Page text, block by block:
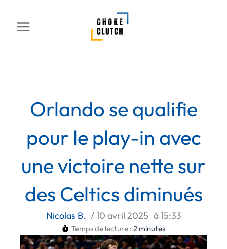
contenu
Orlando se qualifie
pour le play-in avec
une victoire nette sur
des Celtics diminués
Nicolas B. /10 avril 2025 à15:33
Temps de lecture : 2 minutes